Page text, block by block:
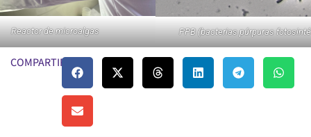
Reactor de microalgas PPB (bacterias púrpuras
COMPARTIR: